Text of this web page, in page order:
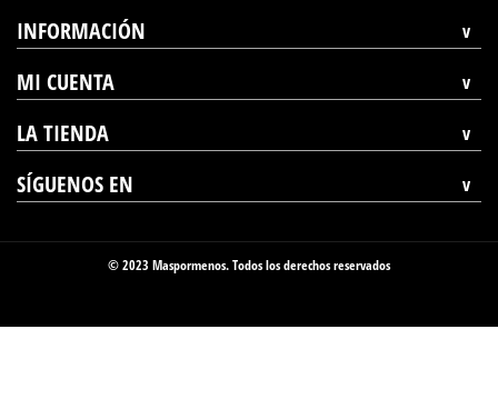
INFORMACIÓN
MI CUENTA
LA TIENDA
SÍGUENOS EN
© 2023 Maspormenos. Todos los derechos reservados